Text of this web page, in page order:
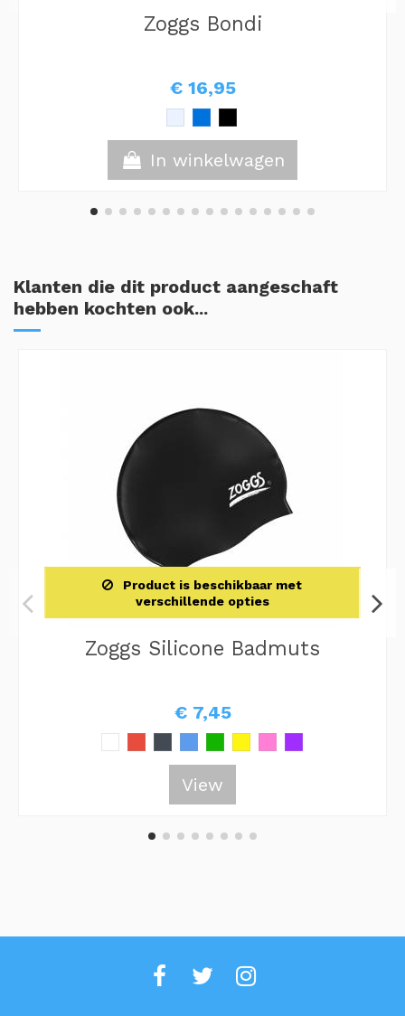
Zoggs Bondi
€ 16,95
In winkelwagen
Klanten die dit product aangeschaft
hebben kochten ook...
Product is beschikbaar met
verschillende opties
Zoggs Silicone Badmuts
€ 7,45
View